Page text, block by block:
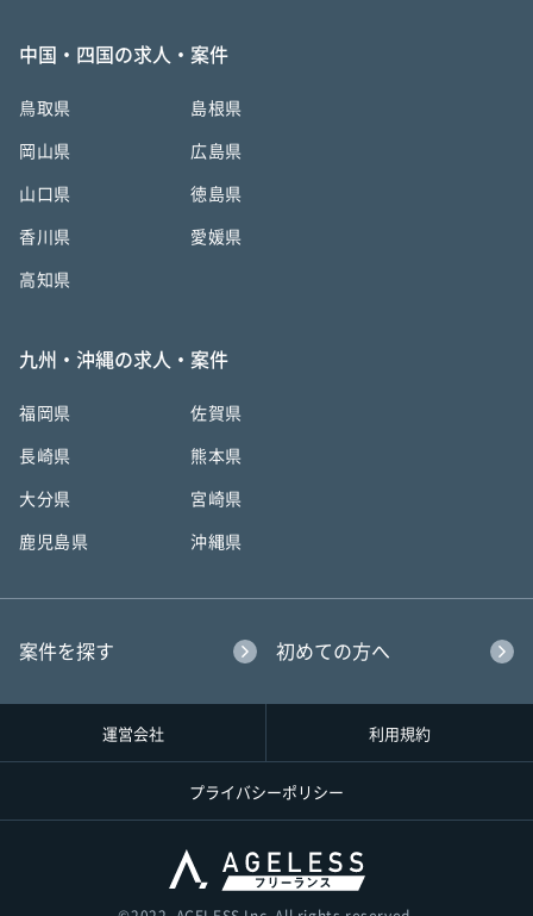
中国・四国の求人・案件
鳥取県 島根県
岡山県 広島県
山口県 徳島県
香川県 愛媛県
高知県
九州・沖縄の求人・案件
福岡県 佐賀県
長崎県 熊本県
大分県 宮崎県
鹿児島県 沖縄県
案件を探す 初めての方へ
運営会社 利用規約
プライバシーポリシー